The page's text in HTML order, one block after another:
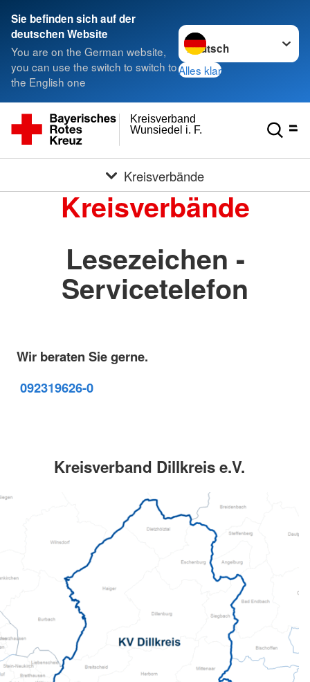
Sie befinden sich auf der
deutschen Website
You are on the German website,
you can use the switch to switch to
the English one
Sprache wechseln zu
Alles klar
Wunsiedel i. F.
Kreisverband
Kreisverbände
Kreisverbände
Lesezeichen -
Servicetelefon
Wir beraten Sie gerne.
092319626-0
Kreisverband Dillkreis e.V.